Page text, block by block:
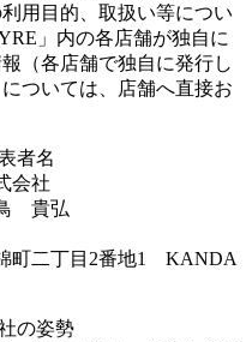
用目的、取扱い等につい
」内の各店舗が独自に
（各店舗で独自に発行し
ついては、店舗へ直接お
者名
会社
貴弘
町二丁目2番地1 KANDA
の姿勢